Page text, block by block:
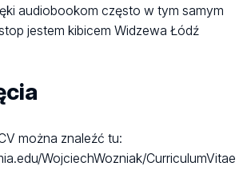
audiobookom często w tym samym
jestem kibicem Widzewa Łódź
można znaleźć tu:
WojciechWozniak/CurriculumVitae